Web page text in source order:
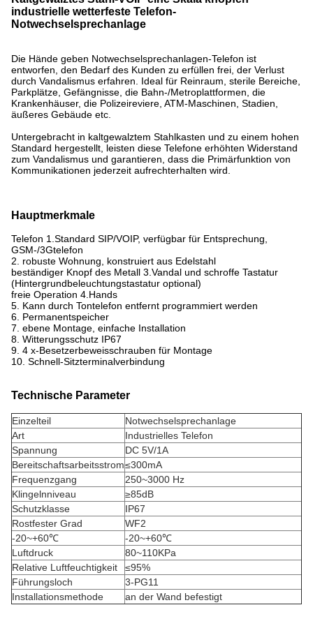
industrielle wetterfeste Telefon-
Notwechselsprechanlage
Die Hände geben Notwechselsprechanlagen-Telefon ist
entworfen, den Bedarf des Kunden zu erfüllen frei, der Verlust
durch Vandalismus erfahren. Ideal für Reinraum, sterile Bereiche,
Parkplätze, Gefängnisse, die Bahn-/Metroplattformen, die
Krankenhäuser, die Polizeireviere, ATM-Maschinen, Stadien,
äußeres Gebäude etc.
Untergebracht in kaltgewalztem Stahlkasten und zu einem hohen
Standard hergestellt, leisten diese Telefone erhöhten Widerstand
zum Vandalismus und garantieren, dass die Primärfunktion von
Kommunikationen jederzeit aufrechterhalten wird.
Hauptmerkmale
Telefon 1.Standard SIP/VOIP, verfügbar für Entsprechung,
GSM-/3Gtelefon
2. robuste Wohnung, konstruiert aus Edelstahl
beständiger Knopf des Metall 3.Vandal und schroffe Tastatur
(Hintergrundbeleuchtungstastatur optional)
freie Operation 4.Hands
5. Kann durch Tontelefon entfernt programmiert werden
6. Permanentspeicher
7. ebene Montage, einfache Installation
8. Witterungsschutz IP67
9. 4 x-Besetzerbeweisschrauben für Montage
10. Schnell-Sitzterminalverbindung
Technische Parameter
Einzelteil
Notwechselsprechanlage
Art
Industrielles Telefon
Spannung
DC 5V/1A
Bereitschaftsarbeitsstrom≤300mA
Frequenzgang
250~3000 Hz
Klingelnniveau
≥85dB
Schutzklasse
IP67
Rostfester Grad
WF2
-20~+60℃
-20~+60℃
Luftdruck
80~110KPa
Relative Luftfeuchtigkeit
≤95%
Führungsloch
3-PG11
Installationsmethode
an der Wand befestigt